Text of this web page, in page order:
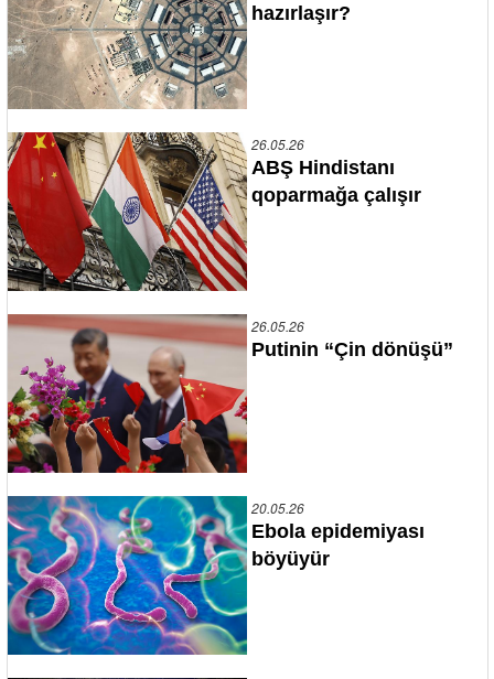
hazırlaşır?
26.05.26
ABŞ Hindistanı
qoparmağa çalışır
26.05.26
Putinin “Çin dönüşü”
20.05.26
Ebola epidemiyası
böyüyür